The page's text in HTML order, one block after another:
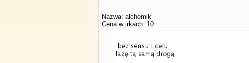
Nazwa: alchemik
Cena w irkach: 10